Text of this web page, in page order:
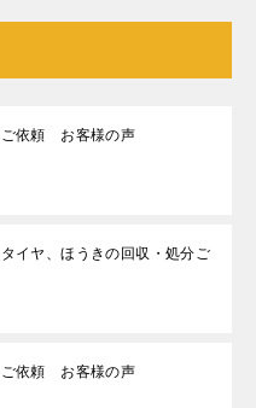
ご依頼 お客様の声
イヤ、ほうきの回収・処分ご
ご依頼 お客様の声